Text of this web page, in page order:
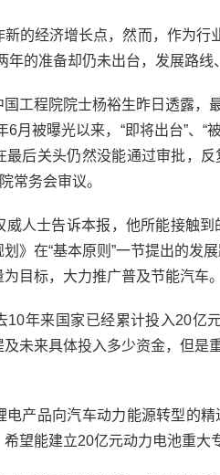
经济增长点，然而，作为行
年的准备却仍未出台，发展路线
程院院士杨裕生昨日透露，最
月被曝光以来，“即将出台”、“
最后关头仍然没能通过审批，
常务会审议。
士告诉本报，他所能接触到
》在“基本原则”一节提出的发
目标，大力推广普及节能汽车
年来国家已经累计投入20亿元
及未来具体投入多少资金，但
品向汽车动力能源转型的精
望能建立20亿元动力电池重大